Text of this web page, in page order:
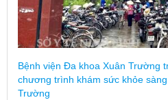
Bệnh viện Đa khoa Xuân Trường
chương trình khám sức khỏe
Trường